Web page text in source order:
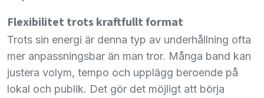
Flexibilitet trots kraftfullt format
Trots sin energi är denna typ av underhållning ofta
mer anpassningsbar än man tror. Många band kan
justera volym, tempo och upplägg beroende på
lokal och publik. Det gör det möjligt att börja